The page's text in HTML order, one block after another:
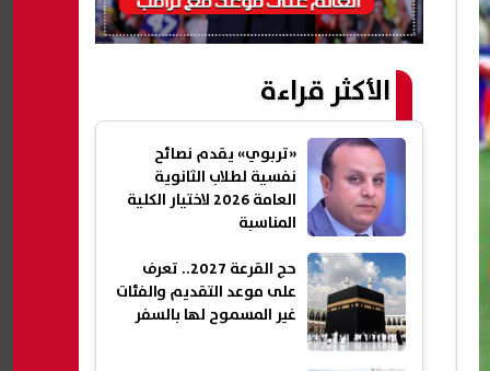
الأكثر قراءة
«تربوي» يقدم نصائح
نفسية لطلاب الثانوية
العامة 2026 لاختيار الكلية
المناسبة
حج القرعة 2027.. تعرف
على موعد التقديم والفئات
غير المسموح لها بالسفر